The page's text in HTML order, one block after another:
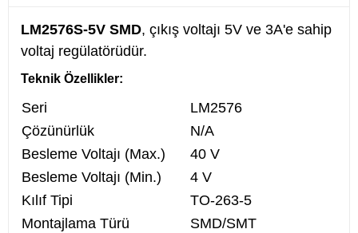
LM2576S-5V SMD, çıkış voltajı 5V ve 3A'e sahip
voltaj regülatörüdür.
Teknik Özellikler:
Seri
LM2576
Çözünürlük
N/A
Besleme Voltajı (Max.)
40 V
Besleme Voltajı (Min.)
4 V
Kılıf Tipi
TO-263-5
Montajlama Türü
SMD/SMT